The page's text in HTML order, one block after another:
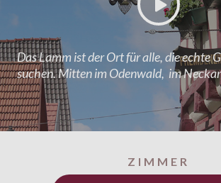
Das Lamm ist der Ort für alle, die echte
suchen. Mitten im Odenwald, im
ZIMMER